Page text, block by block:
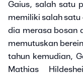
Gaius, salah satu
memiliki salah
dia merasa bosan
memutuskan
tahun kemudian,
Mathias